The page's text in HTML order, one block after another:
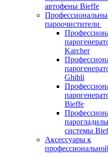
автофены Bieffe
пароочистители
Karcher
Ghibli
Bieffe
системы
Аксессуары к
профессиональной